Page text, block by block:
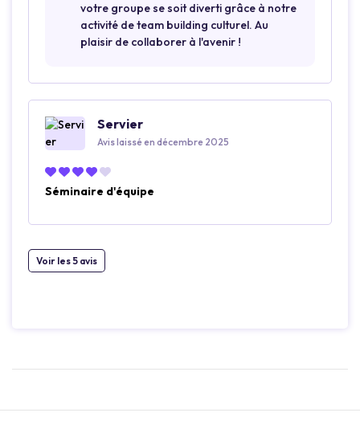
votre groupe se soit diverti grâce à notre
activité de team building culturel. Au
plaisir de collaborer à l'avenir !
Servier
Avis laissé en décembre 2025
Séminaire d'équipe
Voir les 5 avis